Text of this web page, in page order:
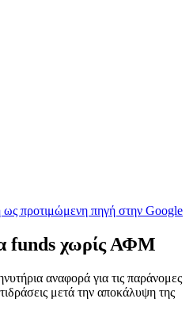
ως προτιμώμενη πηγή στην Google
funds χωρίς ΑΦΜ
αναφορά για τις παράνομες
μετά την αποκάλυψη της